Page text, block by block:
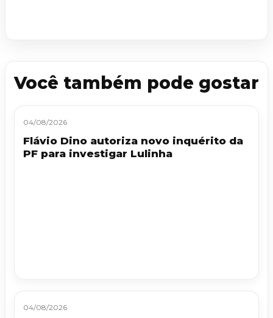
Você também pode gostar
04/08/2026
Flávio Dino autoriza novo inquérito da
PF para investigar Lulinha
04/08/2026